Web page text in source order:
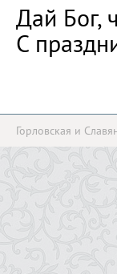
Дай Бог,
С
Горловская и